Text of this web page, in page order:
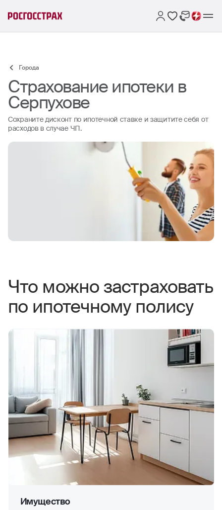
Города
Страхование ипотеки в
Серпухове
Сохраните дисконт по ипотечной ставке и защитите себя от
расходов в случае ЧП.
Что можно застраховать
по ипотечному полису
Имущество